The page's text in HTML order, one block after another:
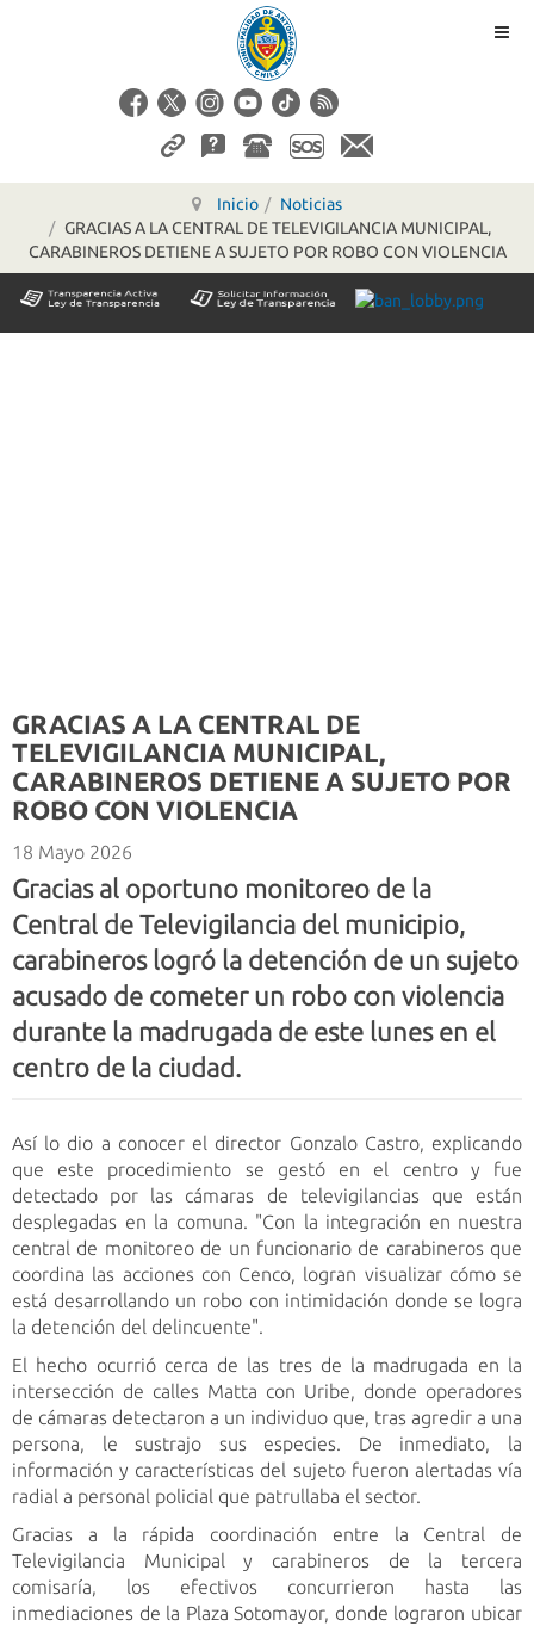
Inicio
Noticias
GRACIAS A LA CENTRAL DE TELEVIGILANCIA MUNICIPAL,
CARABINEROS DETIENE A SUJETO POR ROBO CON VIOLENCIA
GRACIAS A LA CENTRAL DE
TELEVIGILANCIA MUNICIPAL,
CARABINEROS DETIENE A SUJETO POR
ROBO CON VIOLENCIA
18 Mayo 2026
Gracias al oportuno monitoreo de la
Central de Televigilancia del municipio,
carabineros logró la detención de un sujeto
acusado de cometer un robo con violencia
durante la madrugada de este lunes en el
centro de la ciudad.
Así lo dio a conocer el director Gonzalo Castro, explicando
que este procedimiento se gestó en el centro y fue
detectado por las cámaras de televigilancias que están
desplegadas en la comuna. "Con la integración en nuestra
central de monitoreo de un funcionario de carabineros que
coordina las acciones con Cenco, logran visualizar cómo se
está desarrollando un robo con intimidación donde se logra
la detención del delincuente".
El hecho ocurrió cerca de las tres de la madrugada en la
intersección de calles Matta con Uribe, donde operadores
de cámaras detectaron a un individuo que, tras agredir a una
persona, le sustrajo sus especies. De inmediato, la
información y características del sujeto fueron alertadas vía
radial a personal policial que patrullaba el sector.
Gracias a la rápida coordinación entre la Central de
Televigilancia Municipal y carabineros de la tercera
comisaría, los efectivos concurrieron hasta las
inmediaciones de la Plaza Sotomayor, donde lograron ubicar